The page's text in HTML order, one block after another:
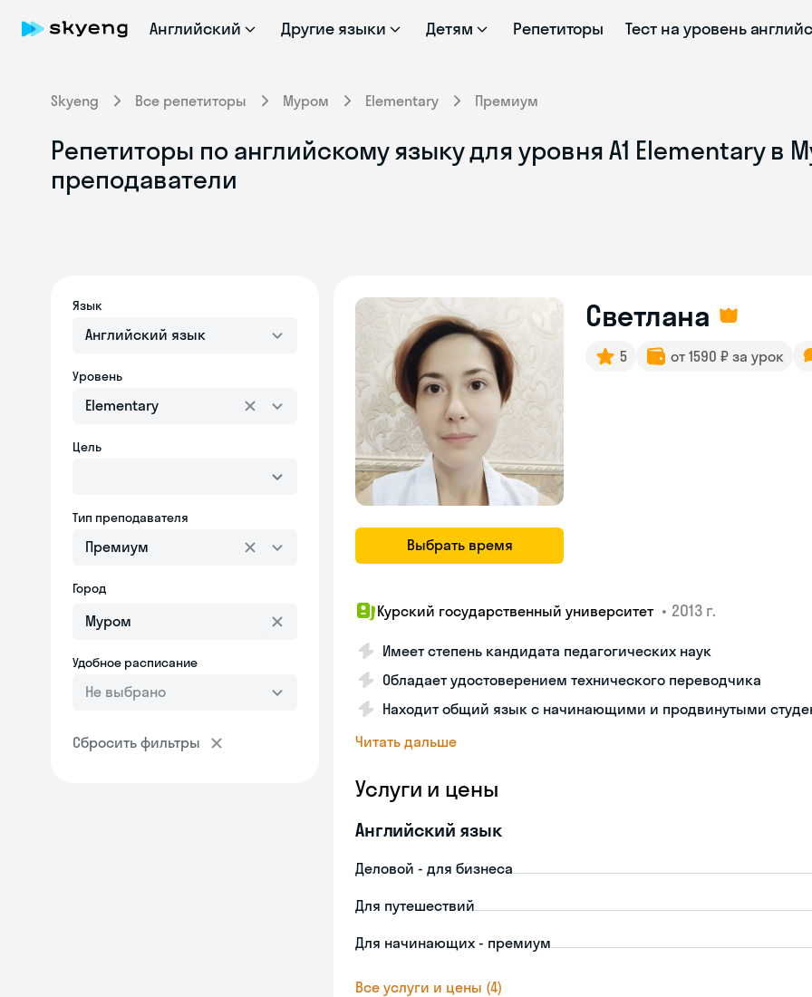
Английский Другие языки Детям Репетиторы Тест на уровень
Skyeng Все репетиторы Муром Elementary Премиум
Репетиторы по английскому языку для уровня A1 Elementary
преподаватели
Язык
Английский язык
Уровень
Elementary
Цель
Тип преподавателя
Премиум
Город
Удобное расписание
Не выбрано
Сбросить фильтры
Выбрать время
Светлана
5 от 1590 ₽ за урок
Курский государственный университет • 2013 г.
Имеет степень кандидата педагогических наук
Обладает удостоверением технического переводчика
Находит общий язык с начинающими и продвинутыми
Читать дальше
Услуги и цены
Английский язык
Деловой - для бизнеса
Для путешествий
Для начинающих - премиум
Все услуги и цены (4)